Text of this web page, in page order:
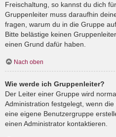
Freischaltung, so kannst du dich
Gruppenleiter muss daraufhin
fragen, warum du in die Gruppe
Bitte belästige keinen
einen Grund dafür haben.
Nach oben
Wie werde ich Gruppenleiter?
Der Leiter einer Gruppe wird
Administration festgelegt, wenn
eine eigene Benutzergruppe
einen Administrator kontaktieren.